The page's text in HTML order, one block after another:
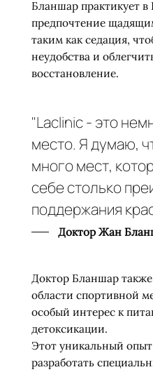
Бланшар практикует в
предпочтение
таким как седация,
неудобства и
восстановление.
"Laclinic - это
место. Я думаю,
много мест,
себе столько
поддержания
Доктор Жан
Доктор Бланшар
области спортивной
особый интерес к
детоксикации.
Этот уникальный
разработать